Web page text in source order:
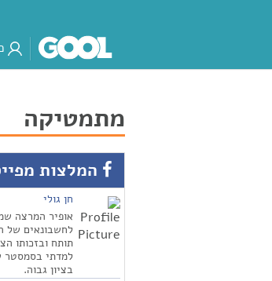
מתמטיקה
המלצות
חן גולי
אופיר המרצה
לחשבונאים של
תותח ובזכותו
למדתי בסמסטר
בציון גבוה.